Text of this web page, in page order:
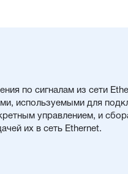
по сигналам из сети
используемыми для
управлением, и
их в сеть Ethernet.